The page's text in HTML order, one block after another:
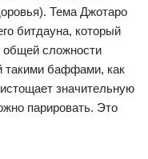
Тема Джотаро
битдауна, который
общей сложности
такими баффами, как
значительную
парировать. Это